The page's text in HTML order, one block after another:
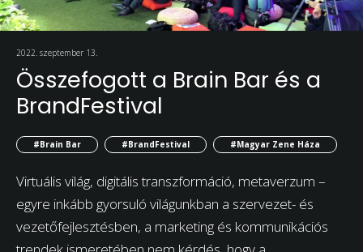
2022. szeptember 13.
Összefogott a Brain Bar és a
BrandFestival
#Brain Bar #BrandFestival #Magyar Zene Háza
Virtuális világ, digitális transzformáció, metaverzum –
egyre inkább gyorsuló világunkban a szervezet- és
vezetőfejlesztésben, a marketing és kommunikációs